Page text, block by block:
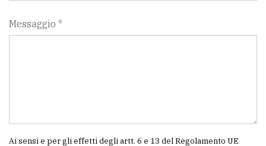
Messaggio *
Ai sensi e per gli effetti degli artt. 6 e 13 del Regolamento UE